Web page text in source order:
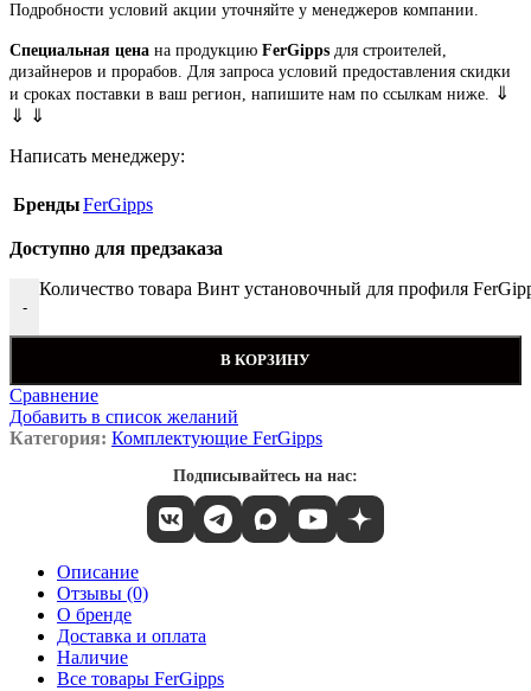
Подробности условий акции уточняйте у менеджеров компании.
Специальная цена на продукцию FerGipps для строителей,
дизайнеров и прорабов. Для запроса условий предоставления скидки
и сроках поставки в ваш регион, напишите нам по ссылкам ниже. ⇓
⇓ ⇓
Написать менеджеру:
БрендыFerGipps
Доступно для предзаказа
-
Количество товара Винт установочный для профиля
В КОРЗИНУ
Сравнение
Добавить в список желаний
Категория: Комплектующие FerGipps
Подписывайтесь на нас:
Описание
Отзывы (0)
О бренде
Доставка и оплата
Наличие
Все товары FerGipps